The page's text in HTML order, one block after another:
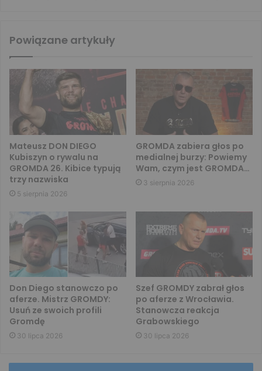
Powiązane artykuły
Mateusz DON DIEGO
Kubiszyn o rywalu na
GROMDA 26. Kibice typują
trzy nazwiska
5 sierpnia 2026
GROMDA zabiera głos po
medialnej burzy: Powiemy
Wam, czym jest GROMDA…
3 sierpnia 2026
Don Diego stanowczo po
aferze. Mistrz GROMDY:
Usuń ze swoich profili
Gromdę
30 lipca 2026
Szef GROMDY zabrał głos
po aferze z Wrocławia.
Stanowcza reakcja
Grabowskiego
30 lipca 2026